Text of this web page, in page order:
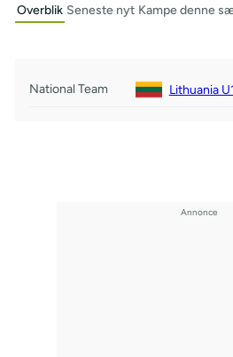
Overblik Seneste nyt Kampe denne
National Team Lithuania